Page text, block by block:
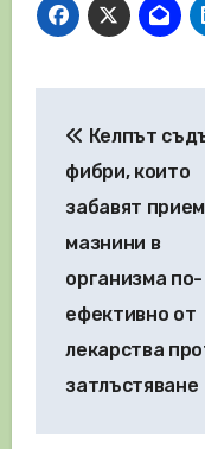
Келпът
фибри, които
забавят
мазнини в
организма по-
ефективно от
лекарства
затлъстяване